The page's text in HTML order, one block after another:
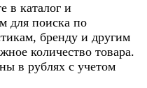
в каталог и
для поиска по
бренду и другим
количество товара.
в рублях с учетом